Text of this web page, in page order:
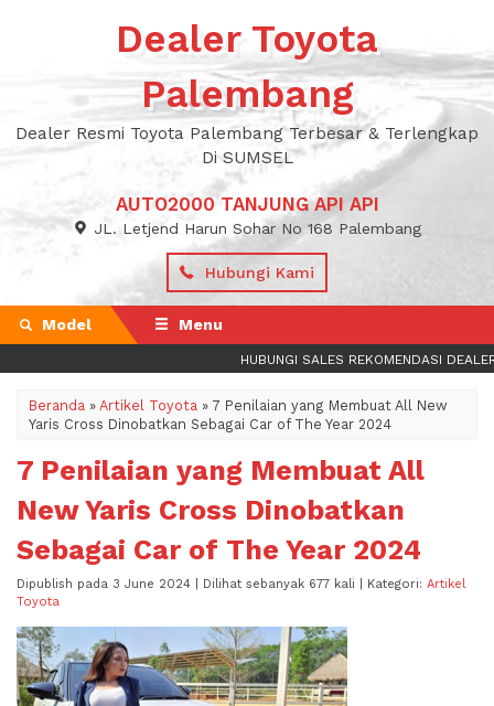
Dealer Toyota
Palembang
Dealer Resmi Toyota Palembang Terbesar & Terlengkap
Di SUMSEL
AUTO2000 TANJUNG API API
JL. Letjend Harun Sohar No 168 Palembang
Hubungi Kami
Model Menu
HUBUNGI SALES REKOMENDASI DEALER
Beranda » Artikel Toyota » 7 Penilaian yang Membuat All New
Yaris Cross Dinobatkan Sebagai Car of The Year 2024
7 Penilaian yang Membuat All
New Yaris Cross Dinobatkan
Sebagai Car of The Year 2024
Dipublish pada 3 June 2024 | Dilihat sebanyak 677 kali | Kategori: Artikel
Toyota